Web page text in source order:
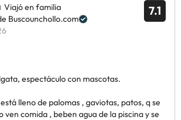
7.1
Viajó en familia
Buscounchollo.com
espectáculo con mascotas.
lleno de palomas , gaviotas, patos, q se
ven comida , beben agua de la piscina y se